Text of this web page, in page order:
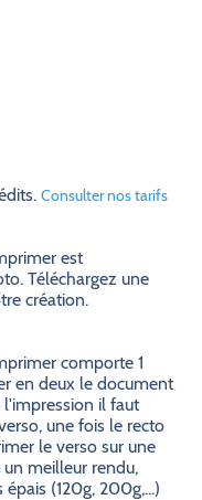
Consulter nos tarifs
est
Téléchargez une
création.
comporte 1
en deux le document
il faut
une fois le recto
le verso sur une
un meilleur rendu,
(120g, 200g,...)